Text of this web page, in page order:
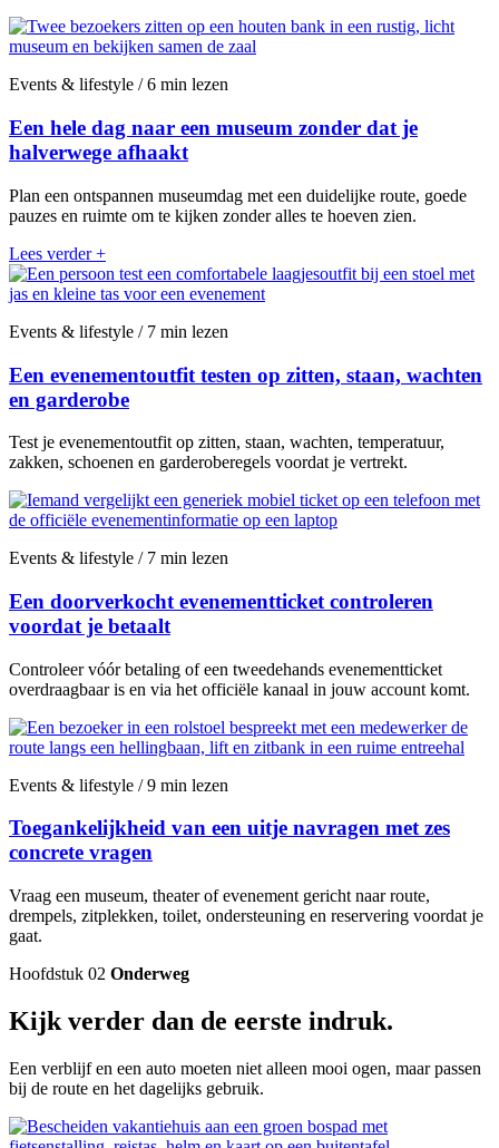
Events & lifestyle / 6 min lezen
Een hele dag naar een museum zonder dat je
halverwege afhaakt
Plan een ontspannen museumdag met een duidelijke route, goede
pauzes en ruimte om te kijken zonder alles te hoeven zien.
Lees verder+
Events & lifestyle / 7 min lezen
Een evenementoutfit testen op zitten, staan, wachten
en garderobe
Test je evenementoutfit op zitten, staan, wachten, temperatuur,
zakken, schoenen en garderoberegels voordat je vertrekt.
Events & lifestyle / 7 min lezen
Een doorverkocht evenementticket controleren
voordat je betaalt
Controleer vóór betaling of een tweedehands evenementticket
overdraagbaar is en via het officiële kanaal in jouw account komt.
Events & lifestyle / 9 min lezen
Toegankelijkheid van een uitje navragen met zes
concrete vragen
Vraag een museum, theater of evenement gericht naar route,
drempels, zitplekken, toilet, ondersteuning en reservering voordat je
gaat.
Hoofdstuk 02 Onderweg
Kijk verder dan de eerste indruk.
Een verblijf en een auto moeten niet alleen mooi ogen, maar passen
bij de route en het dagelijks gebruik.